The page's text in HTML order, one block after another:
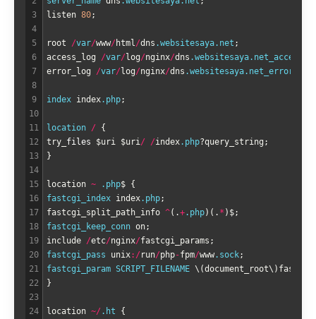
3
4
5
6
7
8
9
10
11
12
13
14
15
16
17
18
19
20
21
22
23
24
listen 80;
root /var/www/ html /dns .websitesaya.net ;
access_log
/var/log/nginx/dns .websitesaya.net_access
error_log
/var/log/nginx/dns .websitesaya.net_error
index index.php;
location /
{
try files $uri $uri / /index.php?query_string ;
}
location ~ .php$ {
fastcgi_index index.php;
fastcgi_split_path_info ^( .+.php) ( . * ) $;
fastcgi_keep_conn on;
include /etc/nginx/fastcgi_params ;
fastcgi_pass unix: / run/php-fpm/www.sock;
fastcgi_param SCRIPT_FILENAME \ (document_root\ )
}
location ~/ .ht
{